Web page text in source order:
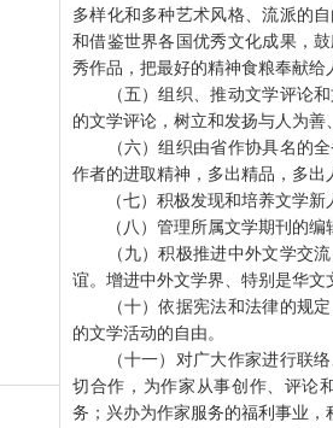
多样化和多种艺术风格、流派的
和借鉴世界各国优秀文化成果，
秀作品，把最好的精神食粮奉献给
（五）组织、推动文学评论和
的文学评论，树立和发扬与人为善
（六）组织由省作协具名的全
作者的进取精神，多出精品，多出
（七）积极发现和培养文学新
（八）管理所属文学期刊的编
（九）积极推进中外文学交流
谊。增进中外文学界、特别是华文
（十）依据宪法和法律的规定
的文学活动的自由。
（十一）对广大作家进行联络
切合作，为作家从事创作、评论
务；兴办为作家服务的福利事业，